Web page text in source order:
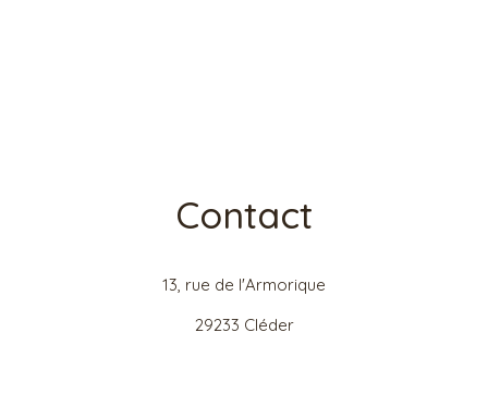
Contact
13, rue de l'Armorique
29233 Cléder